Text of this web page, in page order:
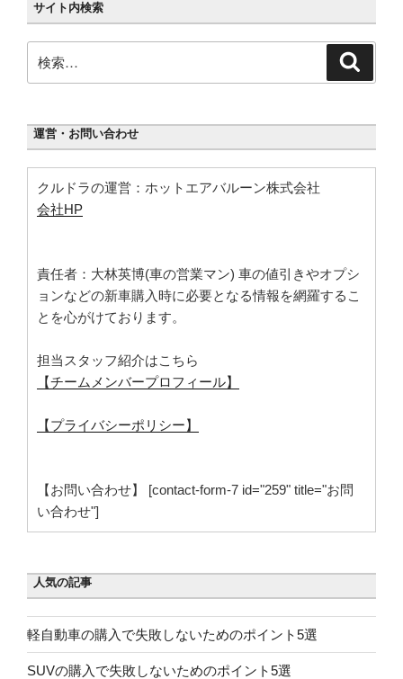
サイト内検索
索:
運営・お問い合わせ
クルドラの運営：ホットエアバルーン株式会社
会社HP
責任者：大林英博(車の営業マン) 車の値引きやオプシ
ョンなどの新車購入時に必要となる情報を網羅するこ
とを心がけております。
担当スタッフ紹介はこちら
【チームメンバープロフィール】
【プライバシーポリシー】
【お問い合わせ】 [contact-form-7 id="259" title="お問
い合わせ"]
人気の記事
軽自動車の購入で失敗しないためのポイント5選
SUVの購入で失敗しないためのポイント5選